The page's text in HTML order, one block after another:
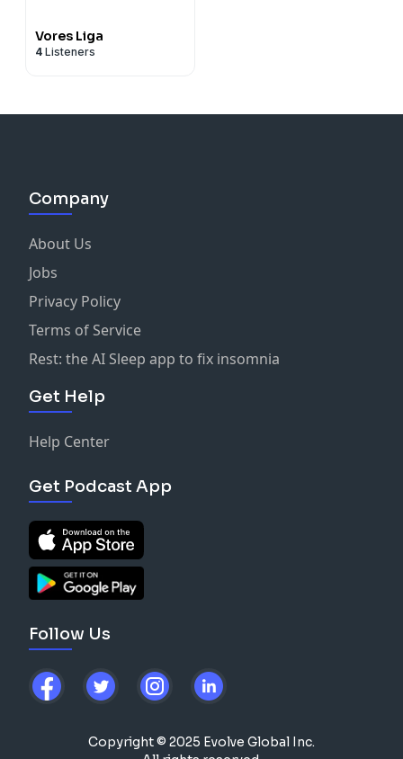
Vores Liga
4 Listeners
Company
About Us
Jobs
Privacy Policy
Terms of Service
Rest: the AI Sleep app to fix insomnia
Get Help
Help Center
Get Podcast App
Follow Us
Copyright © 2025 Evolve Global Inc.